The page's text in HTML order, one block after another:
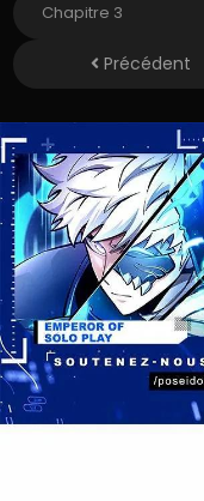
Précédent